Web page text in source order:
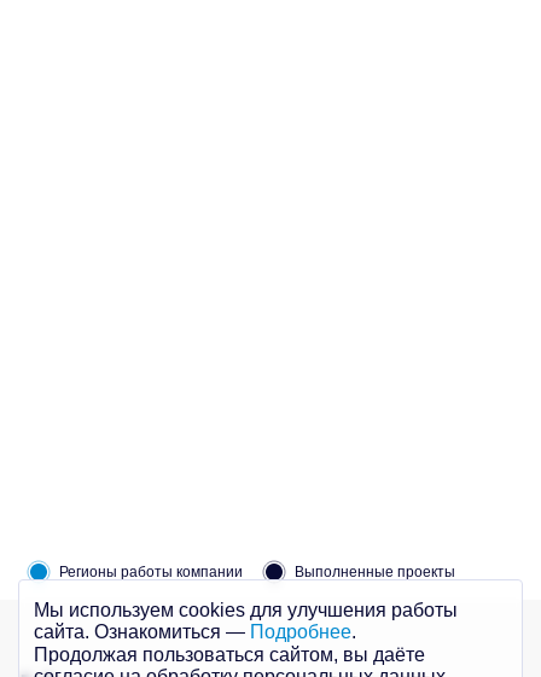
Регионы работы компании Выполненные проекты
Мы используем cookies для улучшения работы
сайта. Ознакомиться — Подробнее.
Продолжая пользоваться сайтом, вы даёте